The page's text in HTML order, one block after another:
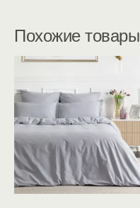
Похожие товары